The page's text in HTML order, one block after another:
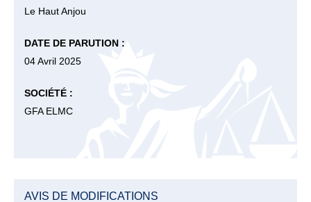
Le Haut Anjou
DATE DE PARUTION :
04 Avril 2025
SOCIÉTÉ :
GFA ELMC
AVIS DE MODIFICATIONS